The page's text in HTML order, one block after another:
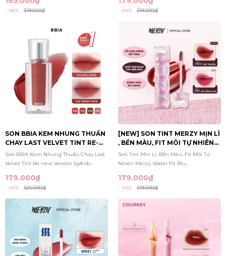
- 48% 319.000₫ - 44% 319.000₫
SON BBIA KEM NHUNG THUẦN
CHAY LAST VELVET TINT RE-
NEW VERSION 5G
Son BBIA Kem Nhung Thuần Chay Last
Velvet Tint Re-new Version 5g&nb...
179.000₫
- 44% 320.000₫
[NEW] SON TINT MERZY MỊN LÌ
, BỀN MÀU, FIT MÔI TỰ NHIÊN
WATER FIT BLUR TINT 3.7G
Son Tint Mịn Lì, Bền Màu, Fit Môi Tự
Nhiên Merzy Water Fit Blu...
179.000₫
- 44% 319.000₫